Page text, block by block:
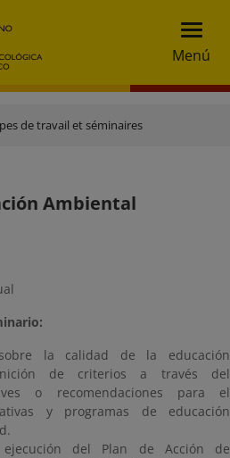
Menú
de travail et séminaires
Ambiental
la calidad de la educación
de criterios a través del
o recomendaciones para el
y programas de educación
del Plan de Acción de